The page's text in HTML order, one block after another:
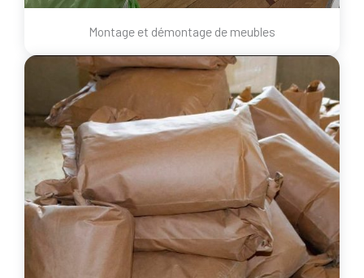
Montage et démontage de meubles